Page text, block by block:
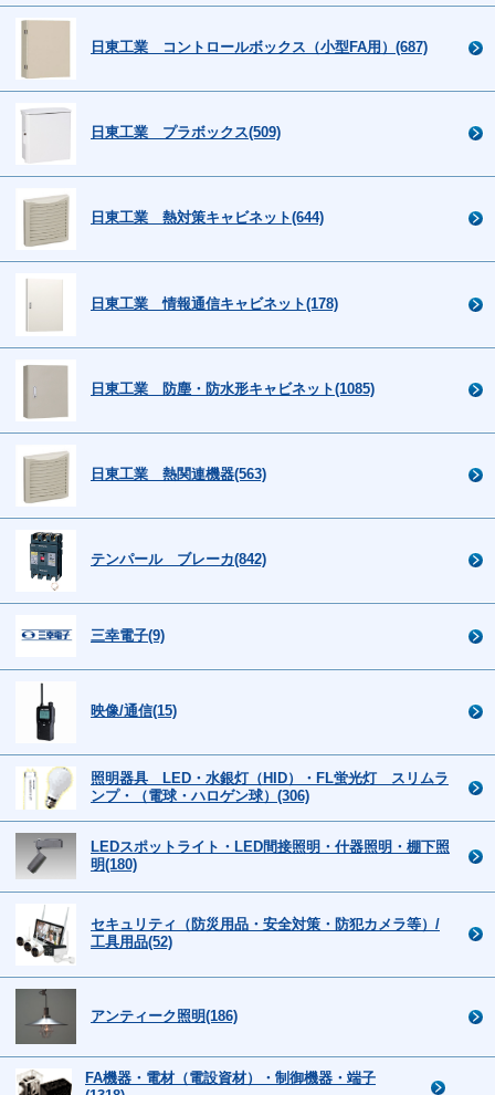
日東工業 コントロールボックス（小型FA用）(687)
日東工業 プラボックス(509)
日東工業 熱対策キャビネット(644)
日東工業 情報通信キャビネット(178)
日東工業 防塵・防水形キャビネット(1085)
日東工業 熱関連機器(563)
テンパール ブレーカ(842)
三幸電子(9)
映像/通信(15)
照明器具 LED・水銀灯（HID）・FL蛍光灯 スリムラ
ンプ・（電球・ハロゲン球）(306)
LEDスポットライト・LED間接照明・什器照明・棚下照
明(180)
セキュリティ（防災用品・安全対策・防犯カメラ等）/
工具用品(52)
アンティーク照明(186)
FA機器・電材（電設資材）・制御機器・端子